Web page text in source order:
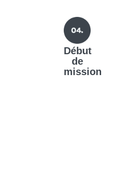
Début
de
mission